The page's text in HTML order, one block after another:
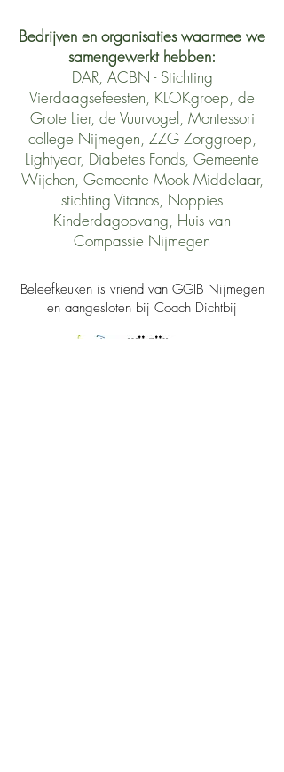
Bedrijven en organisaties waarmee we
samengewerkt hebben:
DAR, ACBN - Stichting
Vierdaagsefeesten, KLOKgroep, de
Grote Lier, de Vuurvogel, Montessori
college Nijmegen, ZZG Zorggroep,
Lightyear, Diabetes Fonds, Gemeente
Wijchen, Gemeente Mook Middelaar,
stichting Vitanos, Noppies
Kinderdagopvang, Huis van
Compassie Nijmegen
Beleefkeuken is vriend van GGIB Nijmegen
en aangesloten bij Coach Dichtbij